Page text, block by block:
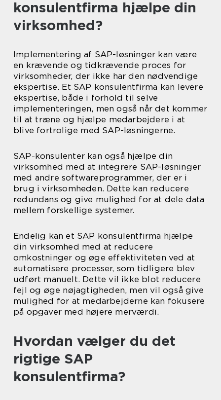
konsulentfirma hjælpe din
virksomhed?
Implementering af SAP-løsninger kan være
en krævende og tidkrævende proces for
virksomheder, der ikke har den nødvendige
ekspertise. Et SAP konsulentfirma kan levere
ekspertise, både i forhold til selve
implementeringen, men også når det kommer
til at træne og hjælpe medarbejdere i at
blive fortrolige med SAP-løsningerne.
SAP-konsulenter kan også hjælpe din
virksomhed med at integrere SAP-løsninger
med andre softwareprogrammer, der er i
brug i virksomheden. Dette kan reducere
redundans og give mulighed for at dele data
mellem forskellige systemer.
Endelig kan et SAP konsulentfirma hjælpe
din virksomhed med at reducere
omkostninger og øge effektiviteten ved at
automatisere processer, som tidligere blev
udført manuelt. Dette vil ikke blot reducere
fejl og øge nøjagtigheden, men vil også give
mulighed for at medarbejderne kan fokusere
på opgaver med højere merværdi.
Hvordan vælger du det
rigtige SAP
konsulentfirma?